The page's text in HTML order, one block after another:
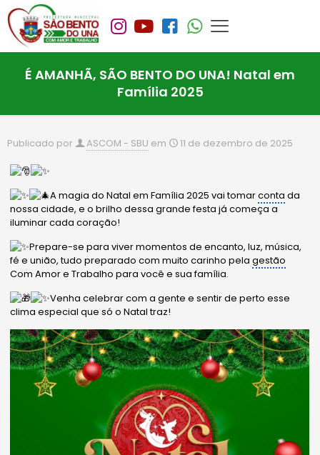
É AMANHÃ, SÃO BENTO DO UNA! Natal em
Família 2025
Publicado por ASCOM - SBU em 11 de dezembro de 2025
A magia do Natal em Família 2025 vai tomarconta da
nossa cidade, e o brilho dessa grande festa já começa a
iluminar cada coração!
Prepare-se para viver momentos de encanto, luz, música,
fé e união, tudo preparado com muito carinho pelagestão
Com Amor e Trabalho para você e sua família.
Venha celebrar com a gente e sentir de perto esse
clima especial que só o Natal traz!